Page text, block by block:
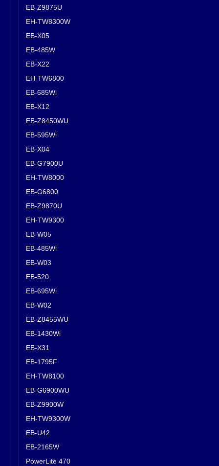
EB-Z9875U
EH-TW8300W
EB-X05
EB-485W
EB-X22
EH-TW6800
EB-685Wi
EB-X12
EB-Z8450WU
EB-595Wi
EB-X04
EB-G7900U
EH-TW8000
EB-G6800
EB-Z9870U
EH-TW9300
EB-W05
EB-485Wi
EB-W03
EB-520
EB-695Wi
EB-W02
EB-Z8455WU
EB-1430Wi
EB-X31
EB-1795F
EH-TW8100
EB-G6900WU
EB-Z9900W
EH-TW9300W
EB-U42
EB-2165W
PowerLite 470